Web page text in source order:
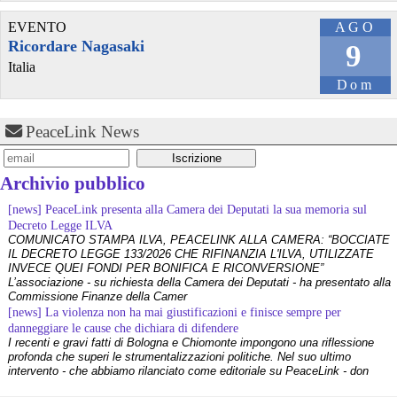
@CarafaRaffaele - 30/10/2025 18:09
Il ponte sullo stretto del governo 🍈🍈= il mulino a vento della fattori
Chi è Palla di Neve? 🤔
@attualita
@mobilitydimarca
6/10/2025 14:22
chng.it/LJzDtQ9JF4 Firmate questa petizione per chiedere
l'aggiunta di infrastruttura
#treviso
@poveraccio - 25/9/2025 11:43
Signor Salvini, è vero, le fregate inviate a proteggere la Sumud
Flotilla costeranno molti soldi agli italiani. E quanto costerà invece
agli italiani quella fregatura a forma di ponte che solo il signor
Salvini (e forse anche la mafia) vuole?
#sumud #flotilla #sumudflotilla # salvini #ponte
#press
@legambiente - 12/9/2025 8:34
AGO
9
Dom
EVENTO
Ricordare Nagasaki
Italia
PeaceLink News
Archivio pubblico
[news] PeaceLink presenta alla Camera dei Deputati la sua memoria sul
Decreto Legge ILVA
COMUNICATO STAMPA ILVA, PEACELINK ALLA CAMERA: “BOCCIATE
IL DECRETO LEGGE 133/2026 CHE RIFINANZIA L'ILVA, UTILIZZATE
INVECE QUEI FONDI PER BONIFICA E RICONVERSIONE”
L’associazione - su richiesta della Camera dei Deputati - ha presentato alla
Commissione Finanze della Camer
[news] La violenza non ha mai giustificazioni e finisce sempre per
danneggiare le cause che dichiara di difendere
I recenti e gravi fatti di Bologna e Chiomonte impongono una riflessione
profonda che superi le strumentalizzazioni politiche. Nel suo ultimo
intervento - che abbiamo rilanciato come editoriale su PeaceLink - don